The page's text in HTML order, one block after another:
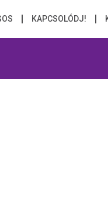
KAPCSOLÓDJ!